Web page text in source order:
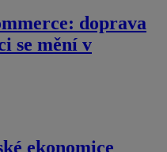
doprava
se mění v
ekonomice